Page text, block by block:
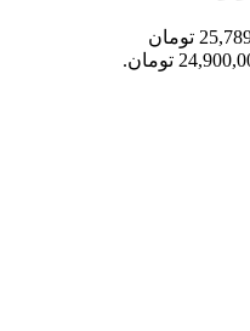
قیمت اصلی: 25,789,000 تومان